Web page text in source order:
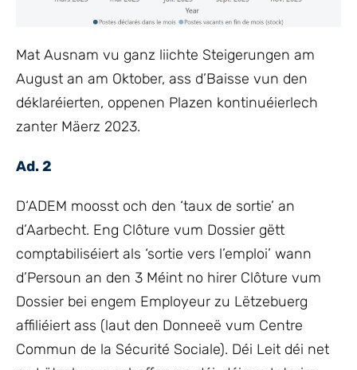
Mat Ausnam vu ganz liichte Steigerungen am
August an am Oktober, ass d’Baisse vun den
déklaréierten, oppenen Plazen kontinuéierlech
zanter Mäerz 2023.
Ad. 2
D‘ADEM moosst och den ‘taux de sortie’ an
d’Aarbecht. Eng Clôture vum Dossier gëtt
comptabiliséiert als ‘sortie vers l’emploi’ wann
d’Persoun an den 3 Méint no hirer Clôture vum
Dossier bei engem Employeur zu Lëtzebuerg
affiliéiert ass (laut den Donneeë vum Centre
Commun de la Sécurité Sociale). Déi Leit déi net